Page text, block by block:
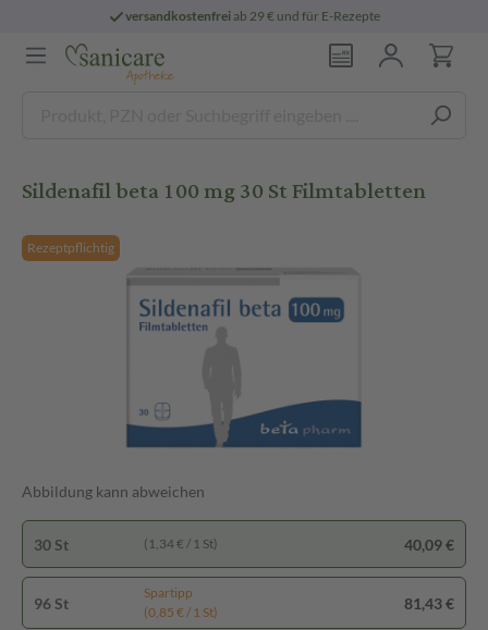
versandkostenfreiab 29 € und für E-Rezepte
Sildenafil beta 100 mg 30 St Filmtabletten
Rezeptpflichtig
Abbildung kann abweichen
96 St
Spartipp
(0,85 € / 1 St)
81,43 €
30 St (1,34 € / 1 St) 40,09 €